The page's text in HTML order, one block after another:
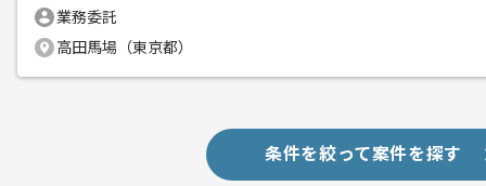
業務委託
高田馬場（東京都）
条件を絞って案件を探す